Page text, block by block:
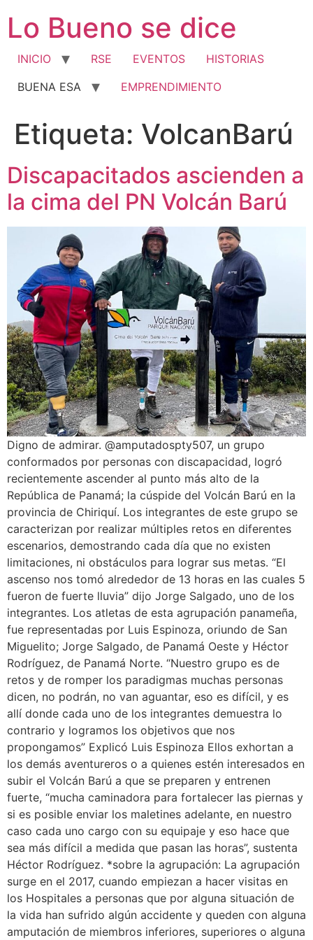
contenido
Lo Bueno se dice
INICIO RSE EVENTOS
HISTORIAS
BUENA ESA
EMPRENDIMIENTO
Etiqueta: VolcanBarú
Discapacitados ascienden a
la cima del PN Volcán Barú
Digno de admirar. @amputadospty507, un grupo
conformados por personas con discapacidad, logró
recientemente ascender al punto más alto de la
República de Panamá; la cúspide del Volcán Barú en la
provincia de Chiriquí. Los integrantes de este grupo se
caracterizan por realizar múltiples retos en diferentes
escenarios, demostrando cada día que no existen
limitaciones, ni obstáculos para lograr sus metas. “El
ascenso nos tomó alrededor de 13 horas en las cuales 5
fueron de fuerte lluvia” dijo Jorge Salgado, uno de los
integrantes. Los atletas de esta agrupación panameña,
fue representadas por Luis Espinoza, oriundo de San
Miguelito; Jorge Salgado, de Panamá Oeste y Héctor
Rodríguez, de Panamá Norte. “Nuestro grupo es de
retos y de romper los paradigmas muchas personas
dicen, no podrán, no van aguantar, eso es difícil, y es
allí donde cada uno de los integrantes demuestra lo
contrario y logramos los objetivos que nos
propongamos” Explicó Luis Espinoza Ellos exhortan a
los demás aventureros o a quienes estén interesados en
subir el Volcán Barú a que se preparen y entrenen
fuerte, “mucha caminadora para fortalecer las piernas y
si es posible enviar los maletines adelante, en nuestro
caso cada uno cargo con su equipaje y eso hace que
sea más difícil a medida que pasan las horas”, sustenta
Héctor Rodríguez. *sobre la agrupación: La agrupación
surge en el 2017, cuando empiezan a hacer visitas en
los Hospitales a personas que por alguna situación de
la vida han sufrido algún accidente y queden con alguna
amputación de miembros inferiores, superiores o alguna